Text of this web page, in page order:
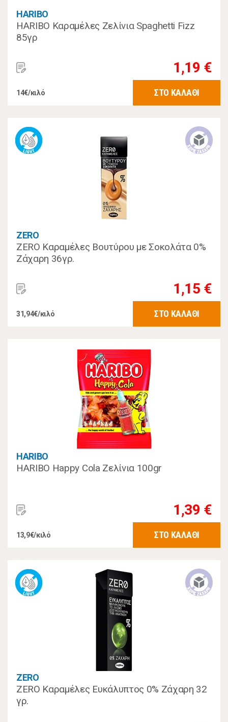
HARIBO
HARIBO Καραμέλες Ζελίνια Spaghetti Fizz
85γρ
1,19 €
14€/κιλό ΣΤΟ ΚΑΛΑΘΙ
ZERO
ZERO Καραμέλες Βουτύρου με Σοκολάτα 0%
Zάχαρη 36γρ.
1,15 €
31,94€/κιλό ΣΤΟ ΚΑΛΑΘΙ
HARIBO
HARIBO Happy Cola Ζελίνια 100gr
1,39 €
13,9€/κιλό ΣΤΟ ΚΑΛΑΘΙ
ZERO
ZERO Καραμέλες Ευκάλυπτος 0% Zάχαρη 32
γρ.